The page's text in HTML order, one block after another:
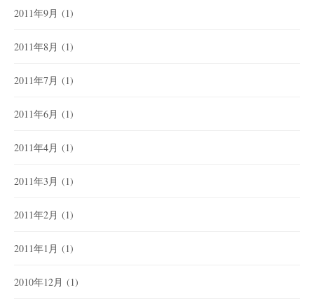
2011年9月 (1)
2011年8月 (1)
2011年7月 (1)
2011年6月 (1)
2011年4月 (1)
2011年3月 (1)
2011年2月 (1)
2011年1月 (1)
2010年12月 (1)